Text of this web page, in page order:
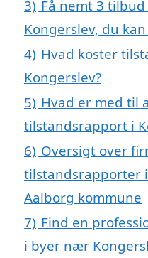
3) Få nemt 3
Kongerslev, du
4) Hvad koster
Kongerslev?
5) Hvad er med til
tilstandsrapport i
6) Oversigt over
tilstandsrapporter
Aalborg kommune
7) Find en
i byer nær